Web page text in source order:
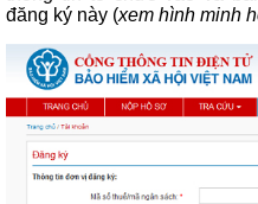
đăng ký này (xem hình minh